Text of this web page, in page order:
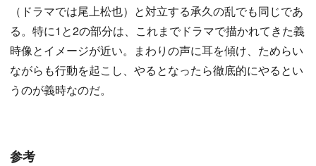
（ドラマでは尾上松也）と対立する承久の乱でも同じであ
る。特に1と2の部分は、これまでドラマで描かれてきた義
時像とイメージが近い。まわりの声に耳を傾け、ためらい
ながらも行動を起こし、やるとなったら徹底的にやるとい
うのが義時なのだ。
参考